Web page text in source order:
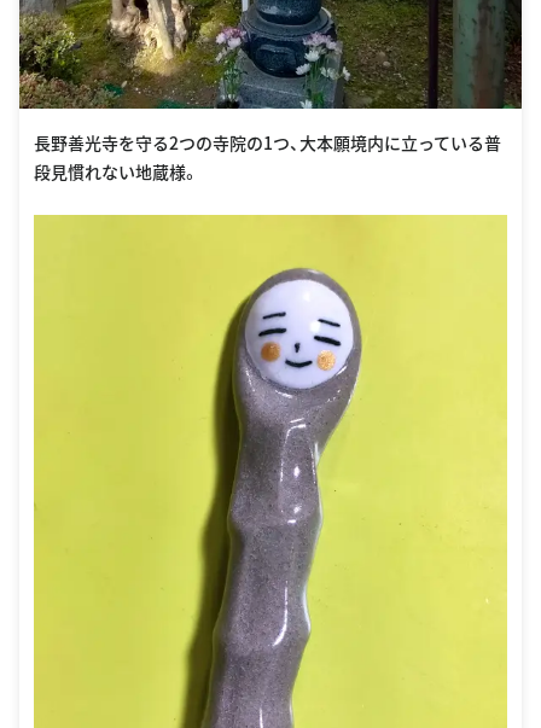
長野善光寺を守る2つの寺院の1つ、大本願境内に立っている普
段見慣れない地蔵様。